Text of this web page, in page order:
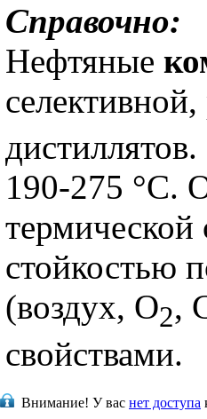
Справочно:
Нефтяные
190-275 °С.
стойкостью
(воздух, О2,
свойствами.
Внимание! У вас нет доступа